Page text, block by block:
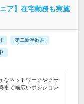
ア】在宅勤務も実施
第二新卒歓迎
ネットワークやクラ
まで幅広いポジション